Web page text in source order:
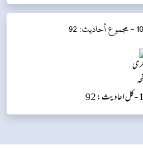
مجموع أحاديث: 92
کل احادیث: 92